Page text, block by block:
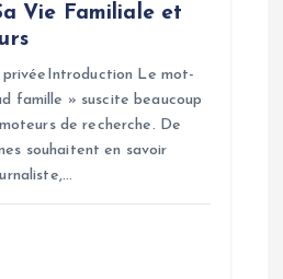
Vie Familiale et
Le mot-
famille » suscite beaucoup
de recherche. De
souhaitent en savoir